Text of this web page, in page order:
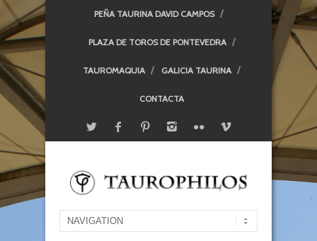
PEÑA TAURINA DAVID CAMPOS
PLAZA DE TOROS DE PONTEVEDRA
TAUROMAQUIA GALICIA TAURINA
CONTACTA